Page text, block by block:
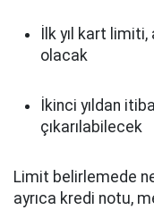
İlk yıl kart
olacak
İkinci yıldan
çıkarılabilecek
Limit belirlemede
ayrıca kredi notu,